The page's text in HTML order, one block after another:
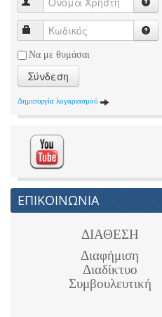
Να με θυμάσαι
Σύνδεση
Δημιουργία λογαριασμού
ΕΠΙΚΟΙΝΩΝΙΑ
ΔΙΑΘΕΣΗ
Διαφήμιση
Διαδίκτυο
Συμβουλευτική